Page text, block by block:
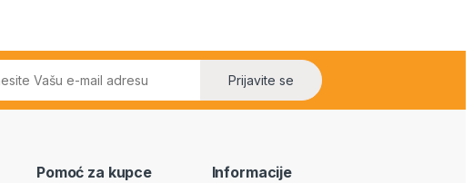
Prijavite se
Pomoć za kupce Informacije